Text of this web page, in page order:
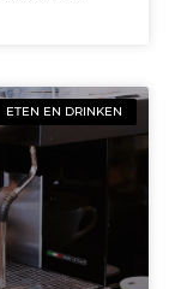
ETEN EN DRINKEN